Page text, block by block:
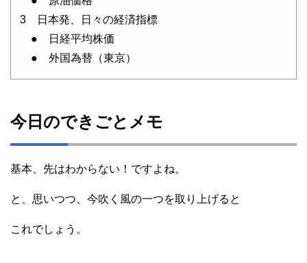
3 日本発、日々の経済指標
● 日経平均株価
● 外国為替（東京）
今日のできごとメモ
基本、先はわからない！ですよね。
と、思いつつ、今吹く風の一つを取り上げると
これでしょう。